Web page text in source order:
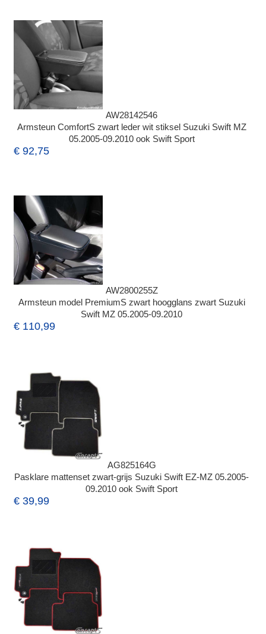
AW28142546
Armsteun ComfortS zwart leder wit stiksel Suzuki Swift MZ
05.2005-09.2010 ook Swift Sport
€ 92,75
AW2800255Z
Armsteun model PremiumS zwart hoogglans zwart Suzuki
Swift MZ 05.2005-09.2010
€ 110,99
AG825164G
Pasklare mattenset zwart-grijs Suzuki Swift EZ-MZ 05.2005-
09.2010 ook Swift Sport
€ 39,99